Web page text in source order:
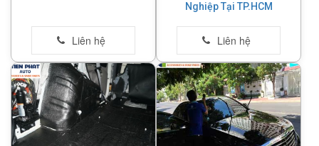
Nghiệp Tại TP.HCM